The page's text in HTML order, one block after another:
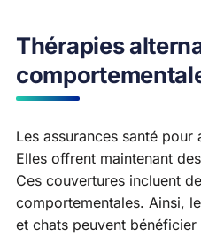
Thérapies
Les assurances santé pour
Elles offrent maintenant
Ces couvertures incluent
comportementales. Ainsi,
et chats peuvent